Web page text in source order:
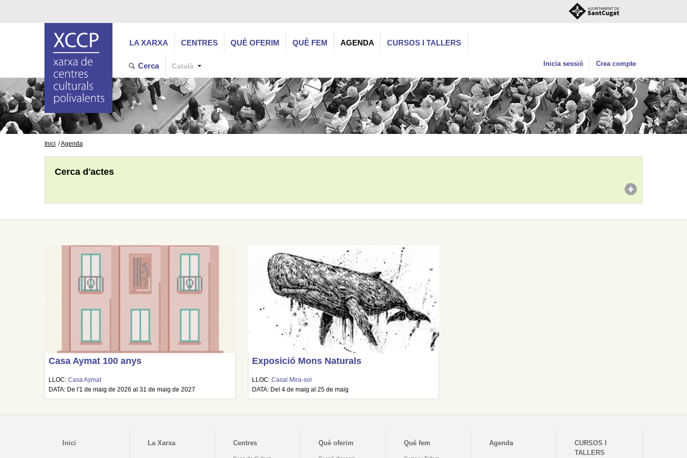
LA XARXA CENTRES QUÈ OFERIM QUÈ FEM AGENDA CURSOS I TALLERS
Cerca Català Inicia sessió Crea compte
Inici Agenda
Cerca d'actes
Casa Aymat 100 anys
LLOC:Casa Aymat
DATA: De l'1 de maig de 2026 al 31 de maig de 2027
Exposició Mons Naturals
LLOC:Casal Mira-sol
DATA: Del 4 de maig al 25 de maig
Inici La Xarxa Centres Què oferim Què fem Agenda
CURSOS I
TALLERS